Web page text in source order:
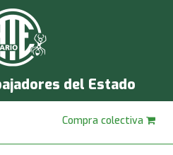
del Estado
Compra colectiva